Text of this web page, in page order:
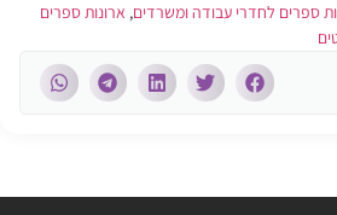
ספרים לחדרי עבודה ומשרדים, ארונות ספרים